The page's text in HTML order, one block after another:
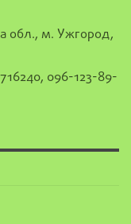
обл., м. Ужгород,
096-123-89-